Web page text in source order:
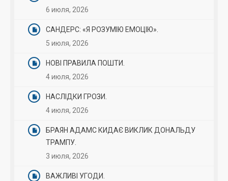
6 июля, 2026
САНДЕРС: «Я РОЗУМІЮ ЕМОЦІЮ».
5 июля, 2026
НОВІ ПРАВИЛА ПОШТИ.
4 июля, 2026
НАСЛІДКИ ГРОЗИ.
4 июля, 2026
БРАЯН АДАМС КИДАЄ ВИКЛИК ДОНАЛЬДУ
ТРАМПУ.
3 июля, 2026
ВАЖЛИВІ УГОДИ.